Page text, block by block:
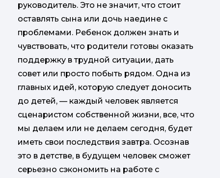
руководитель. Это не значит, что стоит
оставлять сына или дочь наедине с
проблемами. Ребенок должен знать и
чувствовать, что родители готовы оказать
поддержку в трудной ситуации, дать
совет или просто побыть рядом. Одна из
главных идей, которую следует доносить
до детей, — каждый человек является
сценаристом собственной жизни, все, что
мы делаем или не делаем сегодня, будет
иметь свои последствия завтра. Осознав
это в детстве, в будущем человек сможет
серьезно сэкономить на работе с